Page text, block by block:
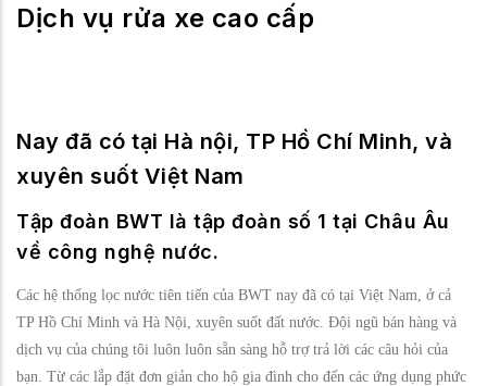
Dịch vụ rửa xe cao cấp
Nay đã có tại Hà nội, TP Hồ Chí Minh, và
xuyên suốt Việt Nam
Tập đoàn BWT là tập đoàn số 1 tại Châu Âu
về công nghệ nước.
Các hệ thống lọc nước tiên tiến của BWT nay đã có tại Việt Nam, ở cả
TP Hồ Chí Minh và Hà Nội, xuyên suốt đất nước. Đội ngũ bán hàng và
dịch vụ của chúng tôi luôn luôn sẵn sàng hỗ trợ trả lời các câu hỏi của
bạn. Từ các lắp đặt đơn giản cho hộ gia đình cho đến các ứng dụng phức